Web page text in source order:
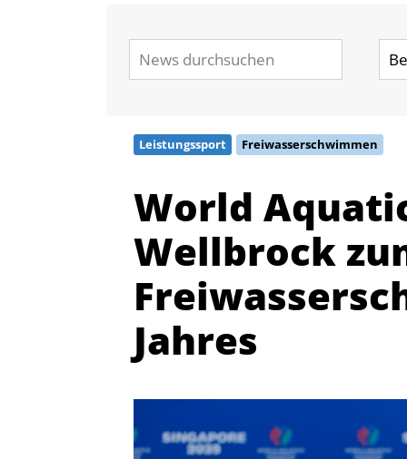
Leistungssport Freiwasserschwimmen
World
Wellbrock
Jahres